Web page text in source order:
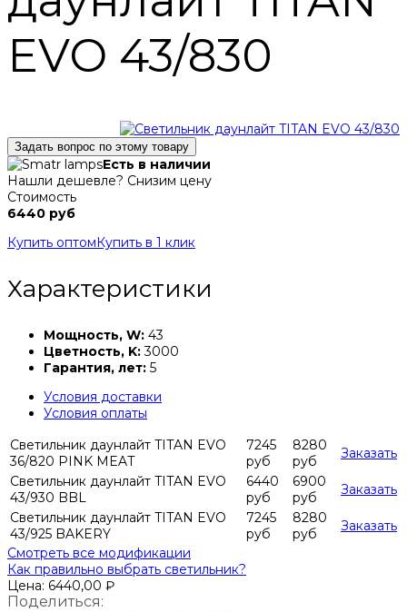
EVO 43/830
Задать вопрос по этому товару
Есть в наличии
Нашли дешевле? Снизим цену
Стоимость
6440 руб
Купить оптом Купить в 1 клик
Характеристики
Мощность, W: 43
Цветность, K:3000
Гарантия, лет: 5
Условия доставки
Условия оплаты
Светильник даунлайт TITAN EVO
36/820 PINK MEAT
7245
руб
8280
руб
Заказать
Светильник даунлайт TITAN EVO
43/930 BBL
6440
руб
6900
руб
Заказать
Светильник даунлайт TITAN EVO
43/925 BAKERY
7245
руб
8280
руб
Заказать
Смотреть все модификации
Как правильно выбрать светильник?
Цена: 6440,00 ₽
Поделиться: